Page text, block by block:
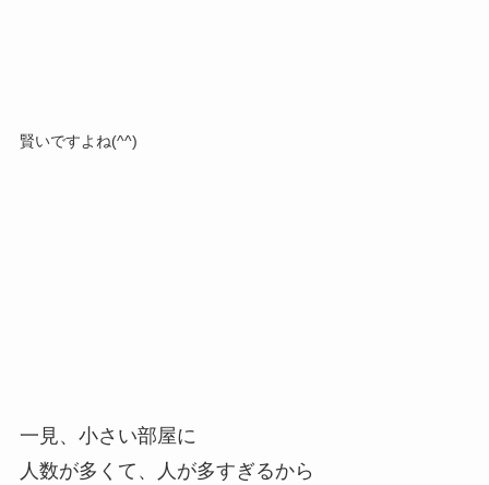
賢いですよね(^^)
一見、小さい部屋に
人数が多くて、人が多すぎるから